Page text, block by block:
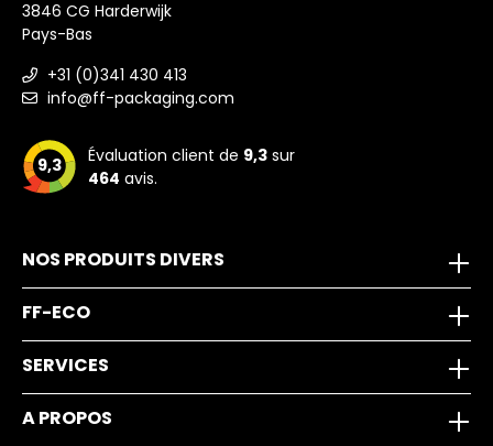
3846 CG Harderwijk
Pays-Bas
+31 (0)341 430 413
info@ff-packaging.com
9,3 Évaluation client de 9,3 sur
464 avis.
NOS PRODUITS DIVERS
FF-ECO
SERVICES
A PROPOS